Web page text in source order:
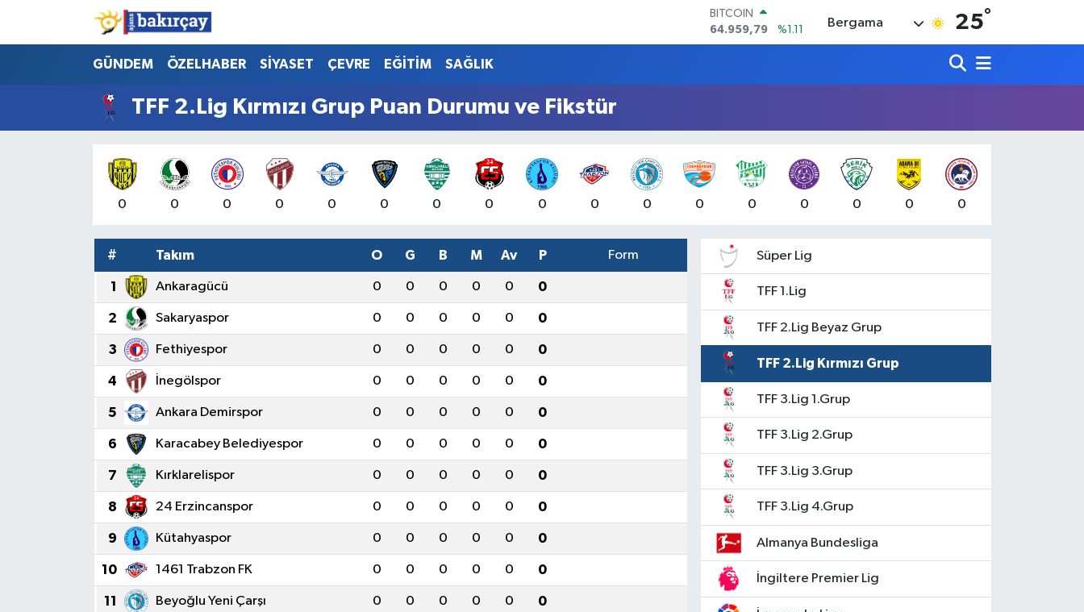
BITCOIN
64.959,79
%1.11
DOLAR
6660.55
%0.03
BİST100
Bergama 25°
GÜNDEM ÖZELHABER SİYASET ÇEVRE EĞİTİM SAĞLIK
TFF 2.Lig Kırmızı Grup Puan Durumu ve Fikstür
0 0 0 0 0 0 0 0 0 0 0 0 0 0 0 0 0
# Takım O G B M Av P Form
1 Ankaragücü 0 0 0 0 0 0
2 Sakaryaspor 0 0 0 0 0 0
3 Fethiyespor 0 0 0 0 0 0
4 İnegölspor 0 0 0 0 0 0
5 Ankara Demirspor 0 0 0 0 0 0
6 Karacabey Belediyespor 0 0 0 0 0 0
7 Kırklarelispor 0 0 0 0 0 0
8 24 Erzincanspor 0 0 0 0 0 0
9 Kütahyaspor 0 0 0 0 0 0
10 1461 Trabzon FK 0 0 0 0 0 0
11 Beyoğlu Yeni Çarşı 0 0 0 0 0 0
Süper Lig
TFF 1.Lig
TFF 2.Lig Beyaz Grup
TFF 2.Lig Kırmızı Grup
TFF 3.Lig 1.Grup
TFF 3.Lig 2.Grup
TFF 3.Lig 3.Grup
TFF 3.Lig 4.Grup
Almanya Bundesliga
İngiltere Premier Lig
İzmir Nöbetçi Eczaneler
İzmir Hava Durumu
İzmir Trafik Yoğunluk Haritası
Son Dakika Haberleri
Haber Arşivi